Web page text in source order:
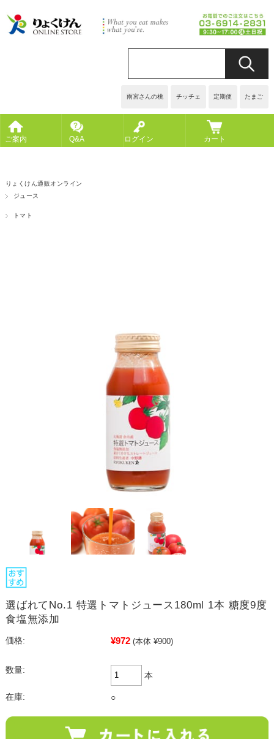
雨宮さんの桃 チッチェ 定期便 たまご
ご案内 Q&A ログイン カート
りょくけん通販オンライン
ジュース
トマト
選ばれてNo.1 特選トマトジュース180ml 1本 糖度9度
食塩無添加
価格: ¥972 (本体 ¥900)
数量:
本
在庫: ○